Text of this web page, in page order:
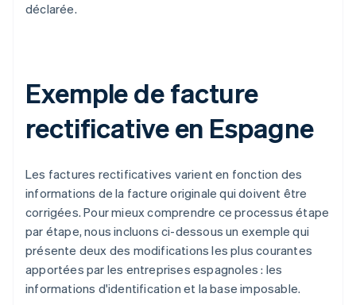
déclarée.
Exemple de facture
rectificative en Espagne
Les factures rectificatives varient en fonction des
informations de la facture originale qui doivent être
corrigées. Pour mieux comprendre ce processus étape
par étape, nous incluons ci-dessous un exemple qui
présente deux des modifications les plus courantes
apportées par les entreprises espagnoles : les
informations d'identification et la base imposable.